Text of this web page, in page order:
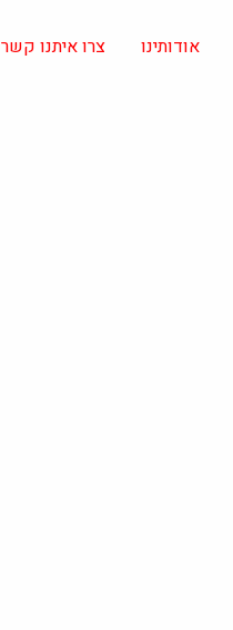
אודותינו צרו איתנו קשר